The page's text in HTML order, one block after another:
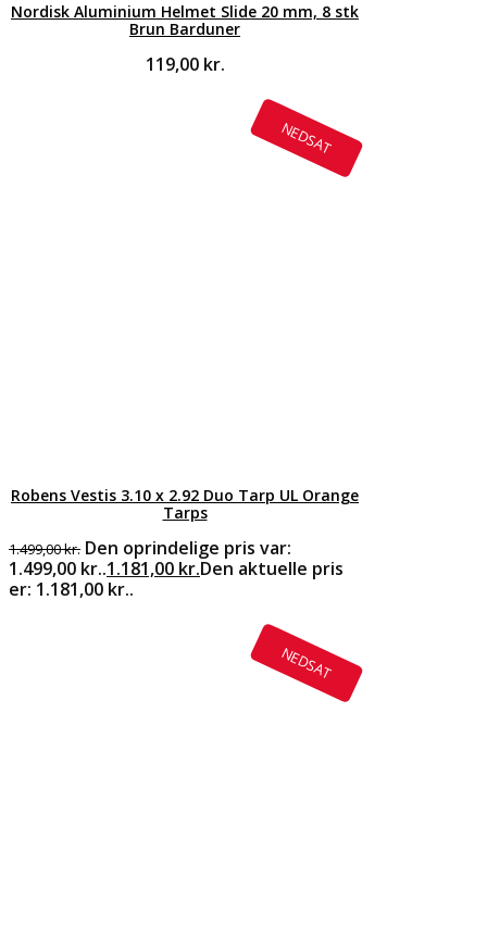
Nordisk Aluminium Helmet Slide 20 mm, 8 stk
Brun Barduner
119,00 kr.
NEDSAT
Robens Vestis 3.10 x 2.92 Duo Tarp UL Orange
Tarps
1.499,00kr. Den oprindelige pris var:
1.499,00 kr..1.181,00 kr.Den aktuelle pris
er: 1.181,00 kr..
NEDSAT